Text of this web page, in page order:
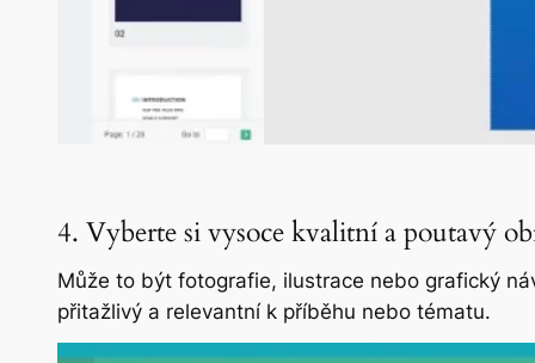
4. Vyberte si vysoce kvalitní a poutavý
Může to být fotografie, ilustrace nebo grafický
přitažlivý a relevantní k příběhu nebo tématu.